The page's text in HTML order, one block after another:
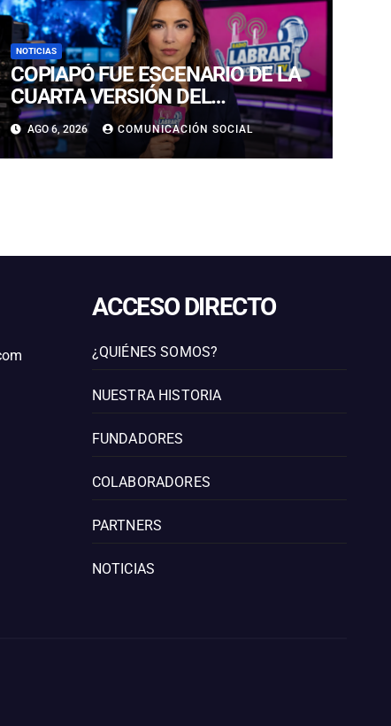
NOTICIAS
COPIAPÓ FUE ESCENARIO DE LA
CUARTA VERSIÓN DEL
CAMPEONATO REGIONAL DE
BANDAS DE GUERRA
ESTUDIANTILES
AGO 6, 2026 COMUNICACIÓN SOCIAL
ACCESO DIRECTO
¿QUIÉNES SOMOS?
NUESTRA HISTORIA
FUNDADORES
COLABORADORES
PARTNERS
NOTICIAS